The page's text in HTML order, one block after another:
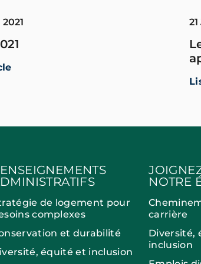
de logement pour
complexes
et durabilité
équité et inclusion
NOTRE
carrière
Diversité,
inclusion